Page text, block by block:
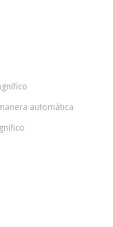
automática